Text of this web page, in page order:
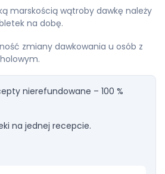
marskością wątroby dawkę należy
na dobę.
zmiany dawkowania u osób z
nierefundowane – 100 %
na jednej recepcie.